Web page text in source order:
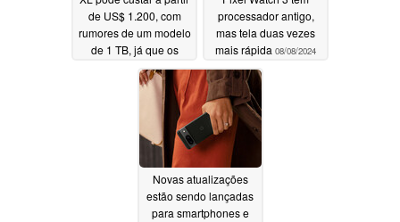
de US$ 1.200, com
rumores de um modelo
de 1 TB, já que os
preços nos EUA e os
descontos de
lançamento também
vazaram para o Pixel 9
Pro menor08/08/2024
processador antigo,
mas tela duas vezes
mais rápida 08/08/2024
Novas atualizações
estão sendo lançadas
para smartphones e